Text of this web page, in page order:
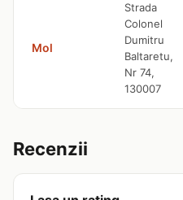
Mol
Strada
Colonel
Dumitru
Baltaretu,
Nr 74,
130007
Recenzii